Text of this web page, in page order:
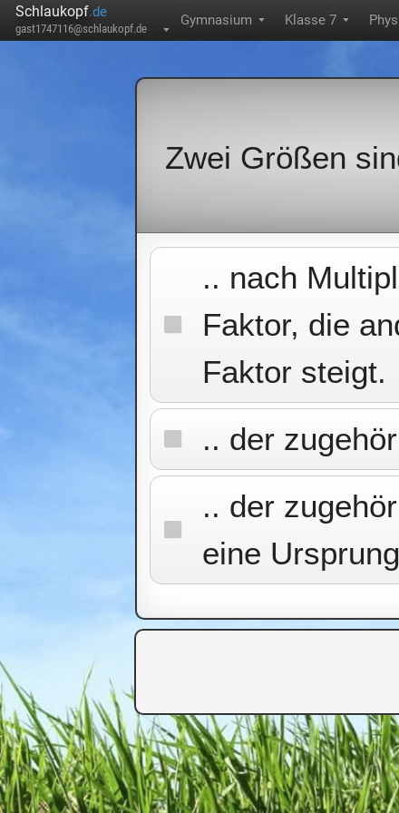
Schlaukopf.de
gast1747116@schlaukopf.de ▼
Gymnasium ▼ Klasse 7 ▼
Zwei Größen
.. nach
Faktor, die
Faktor steigt.
.. der
.. der
eine